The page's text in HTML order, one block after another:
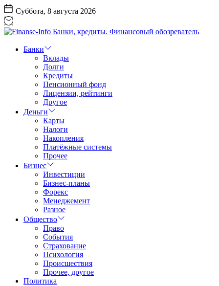
Перейти
к
содержанию
Суббота, 8 августа 2026
Info
Финансовый
обозреватель
Банки
Вклады
Долги
Кредиты
Пенсионный фонд
Лицензии, рейтинги
Другое
Деньги
Карты
Налоги
Накопления
Платёжные системы
Прочее
Бизнес
Инвестиции
Бизнес-планы
Форекс
Менеджемент
Разное
Общество
Право
События
Страхование
Психология
Происшествия
Прочее, другое
Политика